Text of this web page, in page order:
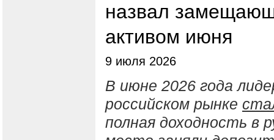
назвал
активом июня
9 июля 2026
В июне 2026 года
российском рынке
полная доходность в